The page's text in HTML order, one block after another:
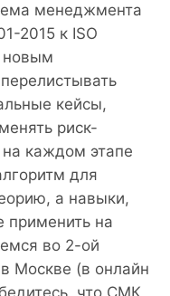
менеджмента
2015 к ISO
новым
кейсы,
риск-
каждом этапе
для
а навыки,
применить на
во 2-ой
Москве (в онлайн